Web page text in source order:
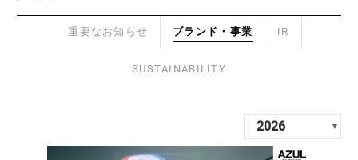
重要なお知らせ ブランド・事業 IR
SUSTAINABILITY